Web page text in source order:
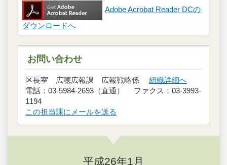
Adobe Acrobat Reader DCの
ダウンロードへ
お問い合わせ
区長室 広聴広報課 広報戦略係 組織詳細へ
電話：03-5984-2693（直通） ファクス：03-3993-
1194
この担当課にメールを送る
平成26年1月